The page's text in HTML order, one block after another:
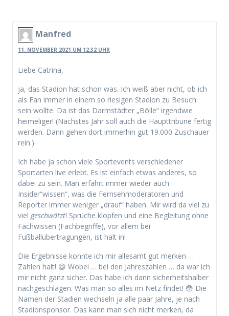
Manfred
11. NOVEMBER 2021 UM 12:32 UHR
Liebe Catrina,
ja, das Stadion hat schon was. Ich weiß aber nicht, ob ich
als Fan immer in einem so riesigen Stadion zu Besuch
sein wollte. Da ist das Darmstädter „Bölle“ irgendwie
heimeliger! (Nächstes Jahr soll auch die Haupttribüne fertig
werden. Dann gehen dort immerhin gut 19.000 Zuschauer
rein.)
Ich habe ja schon viele Sportevents verschiedener
Sportarten live erlebt. Es ist einfach etwas anderes, so
dabei zu sein. Man erfährt immer wieder auch
Insider“wissen“, was die Fernsehmoderatoren und
Reporter immer weniger „drauf“ haben. Mir wird da viel zu
viel geschwätzt! Sprüche klopfen und eine Begleitung ohne
Fachwissen (Fachbegriffe), vor allem bei
Fußballübertragungen, ist halt in!
Die Ergebnisse konnte ich mir allesamt gut merken …
Zahlen halt! 😆 Wobei … bei den Jahreszahlen … da war ich
mir nicht ganz sicher. Das habe ich dann sicherheitshalber
nachgeschlagen. Was man so alles im Netz findet! 😳 Die
Namen der Stadien wechseln ja alle paar Jahre, je nach
Stadionsponsor. Das kann man sich nicht merken, da